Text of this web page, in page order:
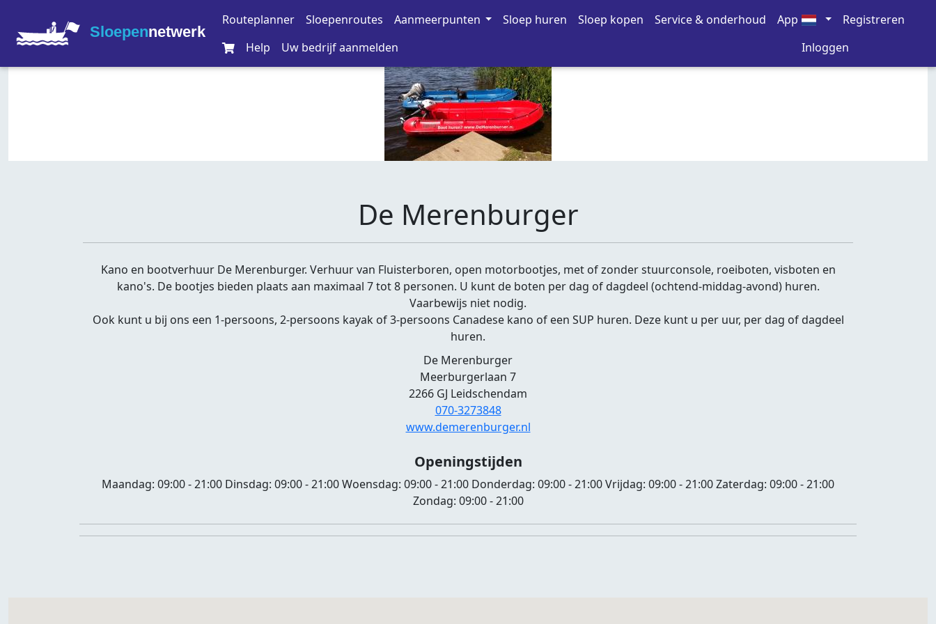
Sloepennetwerk
Routeplanner Sloepenroutes Aanmeerpunten Sloep huren Sloep kopen Service & onderhoud
App
Help
Uw bedrijf aanmelden
Registreren
Inloggen
De Merenburger
Kano en bootverhuur De Merenburger. Verhuur van Fluisterboren, open motorbootjes, met of zonder stuurconsole, roeiboten, visboten en
kano's. De bootjes bieden plaats aan maximaal 7 tot 8 personen. U kunt de boten per dag of dagdeel (ochtend-middag-avond) huren.
Vaarbewijs niet nodig.
Ook kunt u bij ons een 1-persoons, 2-persoons kayak of 3-persoons Canadese kano of een SUP huren. Deze kunt u per uur, per dag of dagdeel
huren.
De Merenburger
Meerburgerlaan 7
2266 GJ Leidschendam
070-3273848
www.demerenburger.nl
Openingstijden
Maandag: 09:00 - 21:00 Dinsdag: 09:00 - 21:00Woensdag: 09:00 - 21:00 Donderdag: 09:00 - 21:00Vrijdag: 09:00 - 21:00Zaterdag: 09:00 - 21:00
Zondag: 09:00 - 21:00